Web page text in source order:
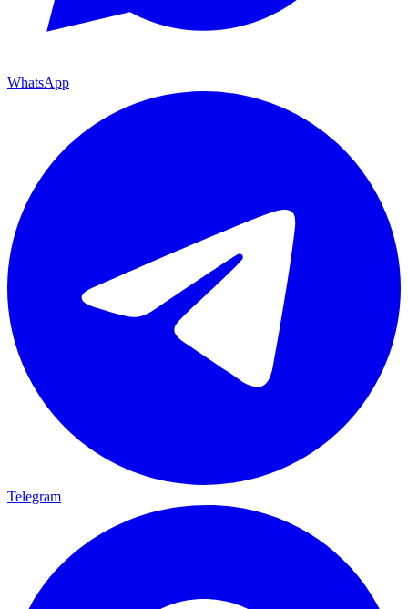
WhatsApp
Telegram